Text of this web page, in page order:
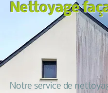
Nettoyage
Notre service de